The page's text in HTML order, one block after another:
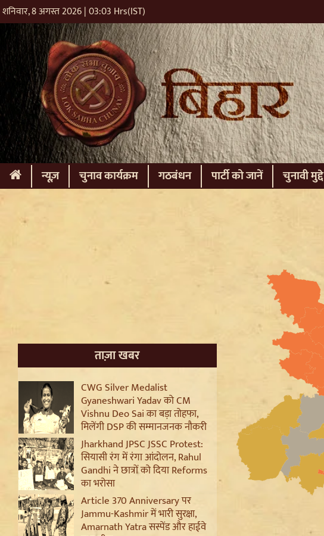
शनिवार, 8 अगस्त 2026 | 03:03 Hrs(IST)
(current)
न्यूज़ चुनाव कार्यक्रम गठबंधन पार्टी को जानें चुनावी मुद्दे
ताज़ा खबर
CWG Silver Medalist
Gyaneshwari Yadav को CM
Vishnu Deo Sai का बड़ा तोहफा,
मिलेंगी DSP की सम्मानजनक नौकरी
Jharkhand JPSC JSSC Protest:
सियासी रंग में रंगा आंदोलन, Rahul
Gandhi ने छात्रों को दिया Reforms
का भरोसा
Article 370 Anniversary पर
Jammu-Kashmir में भारी सुरक्षा,
Amarnath Yatra सस्पेंड और हाईवे